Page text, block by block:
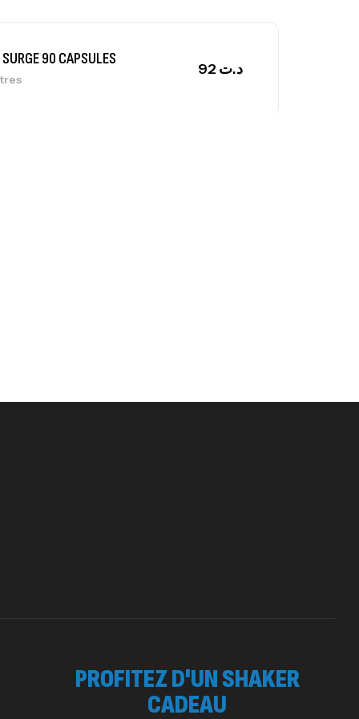
SURGE 90 CAPSULES
د.ت
3 – 100 Gélules – Scitec Nutrition
WHEYPROFITEZ D'UN SHAKER
CADEAU